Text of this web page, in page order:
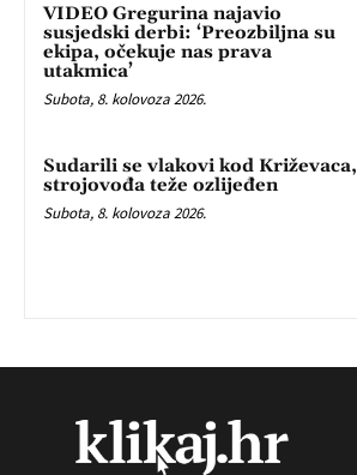
VIDEO Gregurina najavio
susjedski derbi: ‘Preozbiljna su
ekipa, očekuje nas prava
utakmica’
Subota, 8. kolovoza 2026.
Sudarili se vlakovi kod Križevaca,
strojovođa teže ozlijeđen
Subota, 8. kolovoza 2026.